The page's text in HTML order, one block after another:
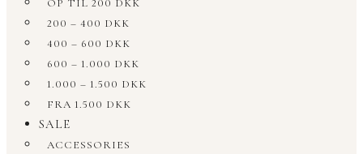
OP TIL 200 DKK
200 – 400 DKK
400 – 600 DKK
600 – 1.000 DKK
1.000 – 1.500 DKK
FRA 1.500 DKK
SALE
ACCESSORIES